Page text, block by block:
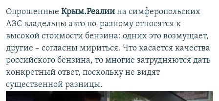
Опрошенные Крым.Реалии на симферопольских
АЗС владельцы авто по-разному относятся к
высокой стоимости бензина: одних это возмущает,
другие – согласны мириться. Что касается качества
российского бензина, то многие затрудняются дать
конкретный ответ, поскольку не видят
существенной разницы.